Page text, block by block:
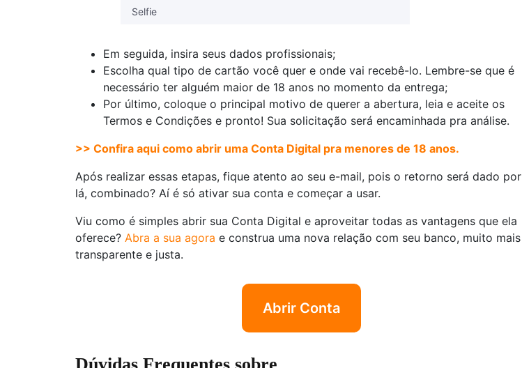
Selfie
Em seguida, insira seus dados profissionais;
Escolha qual tipo de cartão você quer e onde vai recebê-lo. Lembre-se que é
necessário ter alguém maior de 18 anos no momento da entrega;
Por último, coloque o principal motivo de querer a abertura, leia e aceite os
Termos e Condições e pronto! Sua solicitação será encaminhada pra análise.
>> Confira aqui como abrir uma Conta Digital pra menores de 18 anos.
Após realizar essas etapas, fique atento ao seu e-mail, pois o retorno será dado por
lá, combinado? Aí é só ativar sua conta e começar a usar.
Viu como é simples abrir sua Conta Digital e aproveitar todas as vantagens que ela
oferece? Abra a sua agora e construa uma nova relação com seu banco, muito mais
transparente e justa.
Abrir Conta